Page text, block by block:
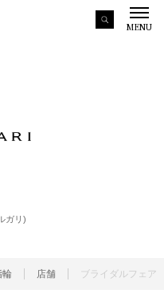
MENU
ガリ)
輪 店舗 ブライダルフェア